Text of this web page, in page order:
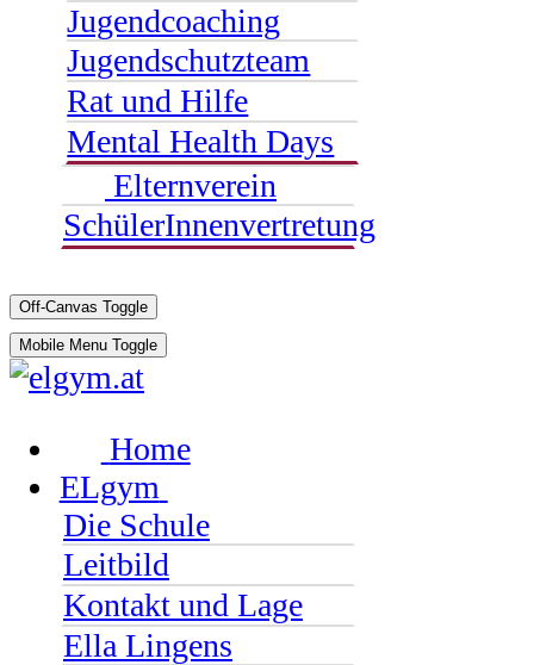
Jugendcoaching
Jugendschutzteam
Rat und Hilfe
Mental Health Days
Elternverein
SchülerInnenvertretung
Off-Canvas Toggle
Mobile Menu Toggle
Home
ELgym
Die Schule
Leitbild
Kontakt und Lage
Ella Lingens